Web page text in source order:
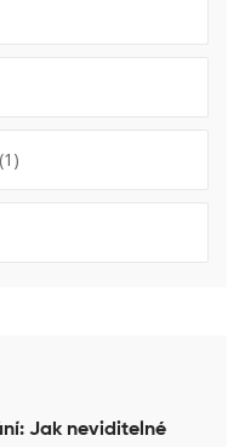
(1)
Jak neviditelné